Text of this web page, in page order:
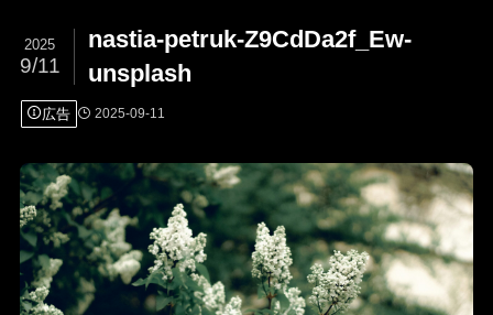
nastia-petruk-Z9CdDa2f_Ew-
unsplash
2025
9/11
広告 2025-09-11